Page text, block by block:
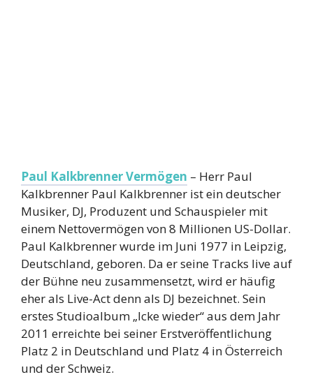
Paul Kalkbrenner Vermögen – Herr Paul
Kalkbrenner Paul Kalkbrenner ist ein deutscher
Musiker, DJ, Produzent und Schauspieler mit
einem Nettovermögen von 8 Millionen US-Dollar.
Paul Kalkbrenner wurde im Juni 1977 in Leipzig,
Deutschland, geboren. Da er seine Tracks live auf
der Bühne neu zusammensetzt, wird er häufig
eher als Live-Act denn als DJ bezeichnet. Sein
erstes Studioalbum „Icke wieder“ aus dem Jahr
2011 erreichte bei seiner Erstveröffentlichung
Platz 2 in Deutschland und Platz 4 in Österreich
und der Schweiz.